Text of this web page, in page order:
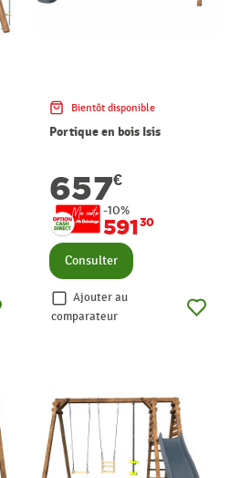
Bientôt disponible
Portique en bois Isis
657€
-10%
59130
Consulter
Ajouter au
comparateur